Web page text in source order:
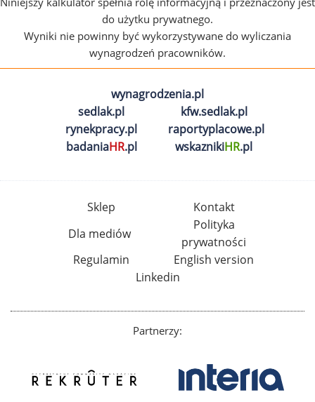
do użytku prywatnego.
Wyniki nie powinny być wykorzystywane do wyliczania
wynagrodzeń pracowników.
wynagrodzenia.pl
sedlak.pl
kfw.sedlak.pl
rynekpracy.pl
raportyplacowe.pl
badaniaHR.pl wskaznikiHR.pl
Sklep
Kontakt
Dla mediów
Polityka
prywatności
Regulamin
English version
Linkedin
Partnerzy: